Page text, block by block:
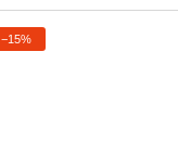
−15%